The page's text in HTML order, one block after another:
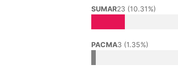
SUMAR23 (10.31%)
PACMA3 (1.35%)